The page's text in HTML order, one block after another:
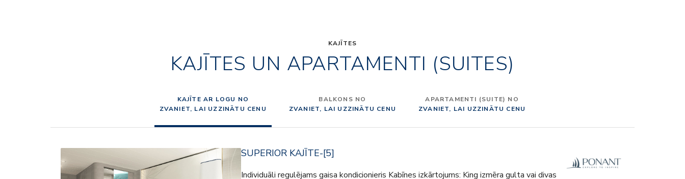
KAJĪTES
KAJĪTES UN APARTAMENTI (SUITES)
KAJĪTE AR LOGU NO
ZVANIET, LAI UZZINĀTU CENU
BALKONS NO
ZVANIET, LAI UZZINĀTU CENU
APARTAMENTI (SUITE) NO
ZVANIET, LAI UZZINĀTU CENU
SUPERIOR KAJĪTE-[5]
Individuāli regulējams gaisa kondicionieris Kabīnes izkārtojums: King izmēra gulta vai divas